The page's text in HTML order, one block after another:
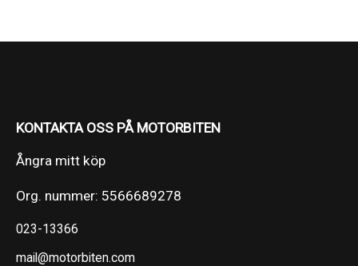
KONTAKTA OSS PÅ MOTORBITEN
Ångra mitt köp
Org. nummer: 5566689278
023-13366
mail@motorbiten.com